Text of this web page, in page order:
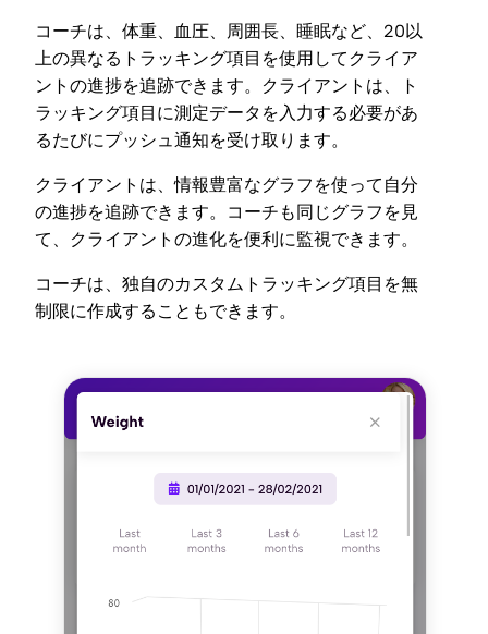
コーチは、体重、血圧、周囲長、睡眠など、20以
上の異なるトラッキング項目を使用してクライア
ントの進捗を追跡できます。クライアントは、ト
ラッキング項目に測定データを入力する必要があ
るたびにプッシュ通知を受け取ります。
クライアントは、情報豊富なグラフを使って自分
の進捗を追跡できます。コーチも同じグラフを見
て、クライアントの進化を便利に監視できます。
コーチは、独自のカスタムトラッキング項目を無
制限に作成することもできます。